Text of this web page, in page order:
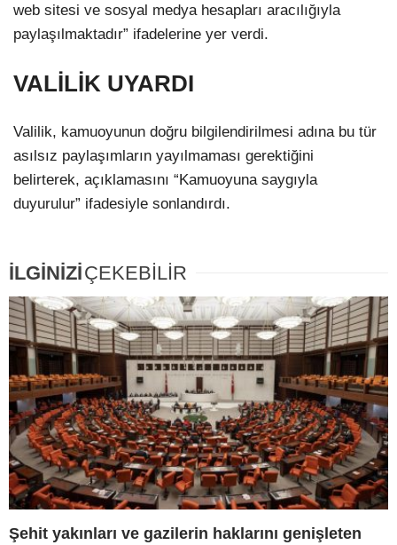
web sitesi ve sosyal medya hesapları aracılığıyla
paylaşılmaktadır” ifadelerine yer verdi.
VALİLİK UYARDI
Valilik, kamuoyunun doğru bilgilendirilmesi adına bu tür
asılsız paylaşımların yayılmaması gerektiğini
belirterek, açıklamasını “Kamuoyuna saygıyla
duyurulur” ifadesiyle sonlandırdı.
İLGİNİZİÇEKEBİLİR
Şehit yakınları ve gazilerin haklarını genişleten